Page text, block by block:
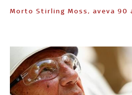
Morto Stirling Moss, aveva 90